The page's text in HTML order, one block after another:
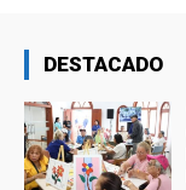
DESTACADO